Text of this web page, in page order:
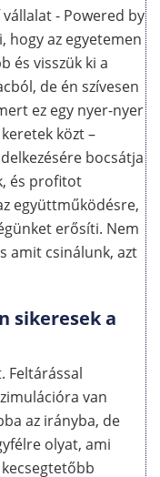
- Powered by
hogy az egyetemen
és visszük ki a
de én szívesen
ez egy nyer-nyer
közt –
bocsátja
és profitot
együttműködésre,
erősíti. Nem
amit csinálunk, azt
sikeresek a
Feltárással
van
az irányba, de
olyat, ami